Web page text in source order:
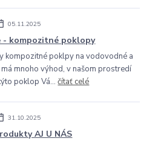
05.11.2025
- kompozitné poklopy
kompozitné poklpy na vodovodné a
mnoho výhod, v našom prostredí
poklop Vá...čítať celé
31.10.2025
AJ U NÁS